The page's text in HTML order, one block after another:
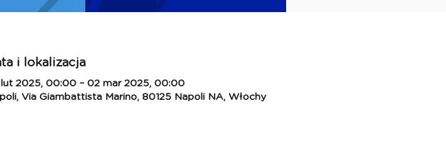
i lokalizacja
2025, 00:00 – 02 mar 2025, 00:00
Via Giambattista Marino, 80125 Napoli NA, Włochy